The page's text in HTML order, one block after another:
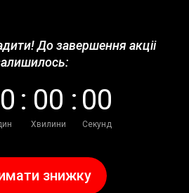
До завершення акціі
0 : 00
Хвилини
: 00
Секунд
знижку